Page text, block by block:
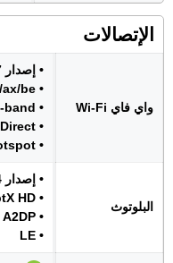
الإتصالات
واي فاي Wi-Fi
• إصدار Wi-Fi 7
• a/b/g/n/ac/ax/be
• Dual-band
• Wi-Fi Direct مباشر
• Hotspot نقطة الاتصال
البلوتوث
• إصدار 5.4
• aptX HD
• A2DP
• LE